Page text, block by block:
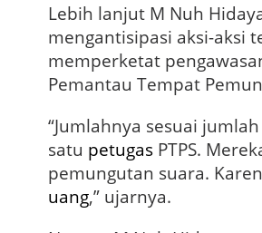
Lebih lanjut M Nuh
mengantisipasi aksi-aksi
memperketat
Pemantau Tempat
“Jumlahnya sesuai jumlah
satu petugasPTPS.
pemungutan suara.
uang,” ujarnya.